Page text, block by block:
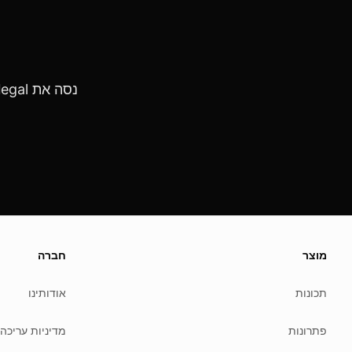
נסה את anonym.legal בחינם עם 200 אסימונים לכל מחזור. אין צורך בכרטיס אשראי.
update this page when our platform or the law changes.
Each change shows up in the timestamp at the top.
Related reading
מוצר
תכונות
פתרונות
חברה
אודותינו
מדיניות עריכה